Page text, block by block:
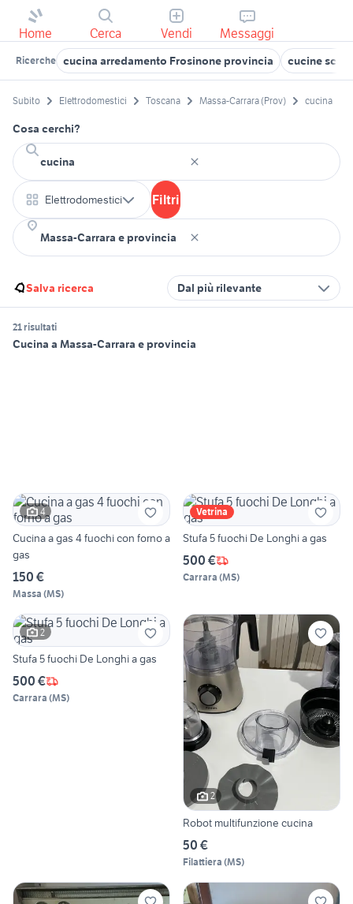
Home Cerca Vendi Messaggi
Ricerche cucina arredamento Frosinone provincia cucine
Subito Elettrodomestici Toscana Massa-Carrara (Prov) cucina
Cosa cerchi?
Elettrodomestici Filtri
Salva ricerca Dal più rilevante
21 risultati
Cucina a Massa-Carrara e provincia
4
Cucina a gas 4 fuochi con forno a
gas
150 €
Massa (MS)
Vetrina
Stufa 5 fuochi De Longhi a gas
500 €
Carrara (MS)
2
Stufa 5 fuochi De Longhi a gas
500 €
Carrara (MS)
2
Robot multifunzione cucina
50 €
Filattiera (MS)